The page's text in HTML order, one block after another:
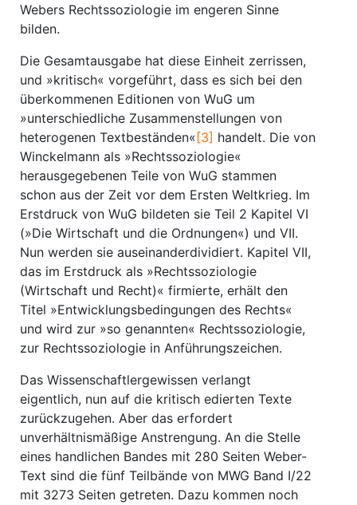
Webers Rechtssoziologie im engeren Sinne
bilden.
Die Gesamtausgabe hat diese Einheit zerrissen,
und »kritisch« vorgeführt, dass es sich bei den
überkommenen Editionen von WuG um
»unterschiedliche Zusammenstellungen von
heterogenen Textbeständen« [3] handelt. Die von
Winckelmann als »Rechtssoziologie«
herausgegebenen Teile von WuG stammen
schon aus der Zeit vor dem Ersten Weltkrieg. Im
Erstdruck von WuG bildeten sie Teil 2 Kapitel VI
(»Die Wirtschaft und die Ordnungen«) und VII.
Nun werden sie auseinanderdividiert. Kapitel VII,
das im Erstdruck als »Rechtssoziologie
(Wirtschaft und Recht)« firmierte, erhält den
Titel »Entwicklungsbedingungen des Rechts«
und wird zur »so genannten« Rechtssoziologie,
zur Rechtssoziologie in Anführungszeichen.
Das Wissenschaftlergewissen verlangt
eigentlich, nun auf die kritisch edierten Texte
zurückzugehen. Aber das erfordert
unverhältnismäßige Anstrengung. An die Stelle
eines handlichen Bandes mit 280 Seiten Weber-
Text sind die fünf Teilbände von MWG Band I/22
mit 3273 Seiten getreten. Dazu kommen noch